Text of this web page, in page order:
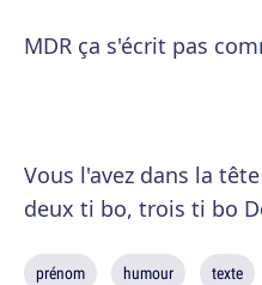
MDR ça s'écrit pas
Vous l'avez dans la
deux ti bo, trois ti bo
prénom humour texte